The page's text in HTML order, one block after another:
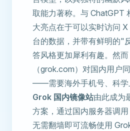
取能力著称。与 ChatGPT
大亮点在于可以实时访问
台的数据，并带有鲜明的"
答风格更加犀利有趣。然
（grok.com）对国内用户
——需要海外手机号、科学
Grok 国内镜像站由此成为
方案，通过国内服务器调
无需翻墙即可流畅使用 Grok